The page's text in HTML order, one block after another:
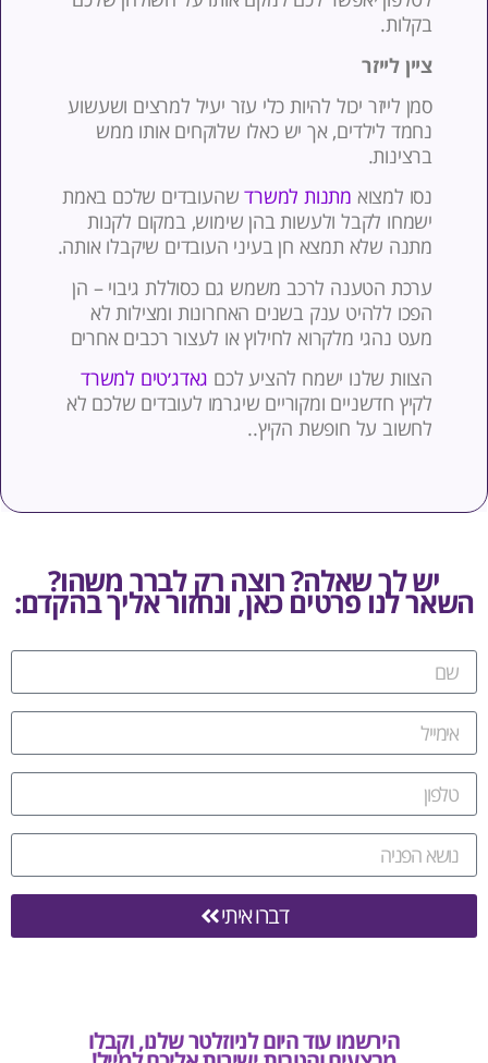
ציין לייזר
סמן לייזר יכול להיות כלי עזר יעיל למרצים ושעשוע
נחמד לילדים, אך יש כאלו שלוקחים אותו ממש
ברצינות.
נסו למצוא מתנות למשרד שהעובדים שלכם באמת
ישמחו לקבל ולעשות בהן שימוש, במקום לקנות
מתנה שלא תמצא חן בעיני העובדים שיקבלו אותה.
ערכת הטענה לרכב משמש גם כסוללת גיבוי – הן
הפכו ללהיט ענק בשנים האחרונות ומצילות לא
מעט נהגי מלקרוא לחילוץ או לעצור רכבים אחרים
הצוות שלנו ישמח להציע לכםגאדג׳טים למשרד
לקיץ חדשניים ומקוריים שיגרמו לעובדים שלכם לא
לחשוב על חופשת הקיץ..
לך שאלה? רוצה רק לברר משהו?
לנו פרטים כאן, ונחזור אליך בהקדם:
דברו איתי
הירשמו עוד היום לניוזלטר שלנו, וקבלו